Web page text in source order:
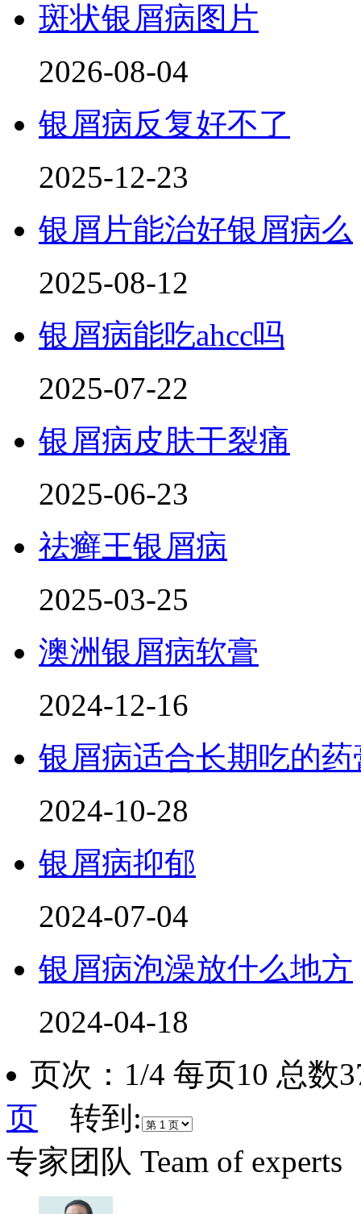
斑状银屑病图片
2026-08-04
银屑病反复好不了
2025-12-23
银屑片能治好银屑病么
2025-08-12
银屑病能吃ahcc吗
2025-07-22
银屑病皮肤干裂痛
2025-06-23
祛癣王银屑病
2025-03-25
澳洲银屑病软膏
2024-12-16
银屑病适合长期吃的药
2024-10-28
银屑病抑郁
2024-07-04
银屑病泡澡放什么地方
2024-04-18
页次：1/4 每页10 总
页 转到:
专家团队 Team of experts